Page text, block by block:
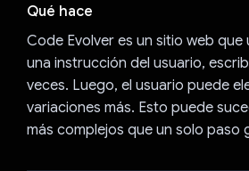
Qué hace
Code Evolver es un sitio web
una instrucción del usuario,
veces. Luego, el usuario puede
variaciones más. Esto puede
más complejos que un solo paso